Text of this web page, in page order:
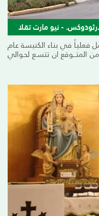
الأرثوذوكس. - نيو مارت تقلا
1994 وقد بدأ العمل فعليـاً في بنـاء الكنيسة عـام
المتـــوقع ان تتسـع لحـوالي